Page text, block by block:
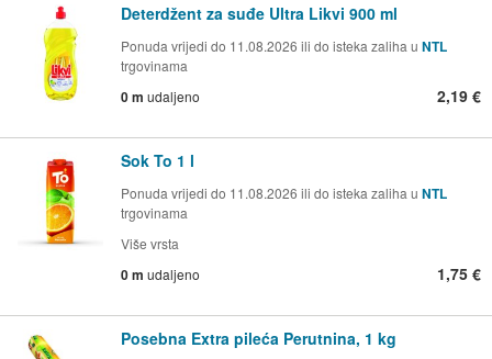
Deterdžent za suđe Ultra Likvi 900 ml
Ponuda vrijedi do 11.08.2026 ili do isteka zaliha u NTL
trgovinama
0 m udaljeno 2,19 €
Sok To 1 l
Ponuda vrijedi do 11.08.2026 ili do isteka zaliha u NTL
trgovinama
Više vrsta
0 m udaljeno 1,75 €
Posebna Extra pileća Perutnina, 1 kg